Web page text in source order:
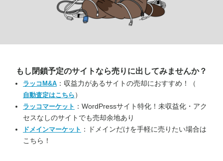
もし閉鎖予定のサイトなら売りに出してみませんか？
ラッコM&A ：収益力があるサイトの売却におすすめ！（
自動査定はこちら ）
ラッコマーケット ：WordPressサイト特化！未収益化・アク
セスなしのサイトでも売却余地あり
ドメインマーケット ：ドメインだけを手軽に売りたい場合は
こちら！